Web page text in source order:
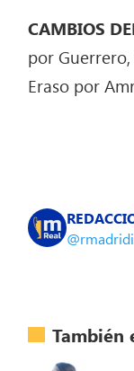
CAMBIOS
por
Eraso por
También